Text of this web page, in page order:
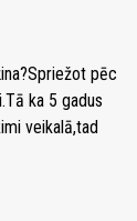
pēc
ka 5 gadus
veikalā,tad